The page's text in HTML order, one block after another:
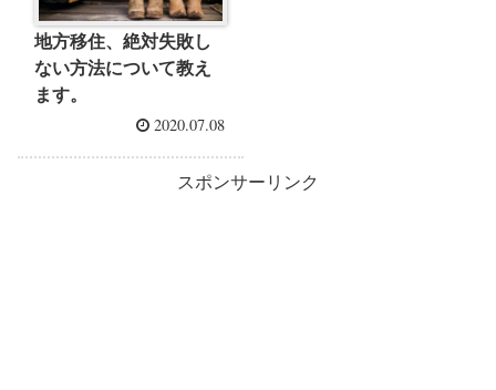
地方移住、絶対失敗し
ない方法について教え
ます。
2020.07.08
スポンサーリンク